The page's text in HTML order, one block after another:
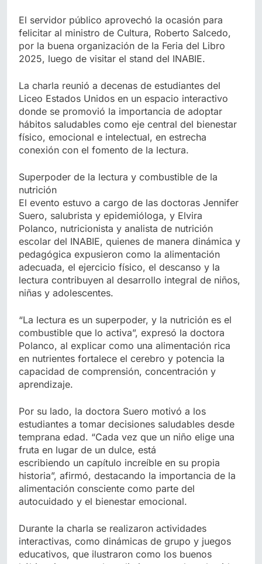
El servidor público aprovechó la ocasión para
felicitar al ministro de Cultura, Roberto Salcedo,
por la buena organización de la Feria del Libro
2025, luego de visitar el stand del INABIE.
La charla reunió a decenas de estudiantes del
Liceo Estados Unidos en un espacio interactivo
donde se promovió la importancia de adoptar
hábitos saludables como eje central del bienestar
físico, emocional e intelectual, en estrecha
conexión con el fomento de la lectura.
Superpoder de la lectura y combustible de la
nutrición
El evento estuvo a cargo de las doctoras Jennifer
Suero, salubrista y epidemióloga, y Elvira
Polanco, nutricionista y analista de nutrición
escolar del INABIE, quienes de manera dinámica y
pedagógica expusieron como la alimentación
adecuada, el ejercicio físico, el descanso y la
lectura contribuyen al desarrollo integral de niños,
niñas y adolescentes.
“La lectura es un superpoder, y la nutrición es el
combustible que lo activa”, expresó la doctora
Polanco, al explicar como una alimentación rica
en nutrientes fortalece el cerebro y potencia la
capacidad de comprensión, concentración y
aprendizaje.
Por su lado, la doctora Suero motivó a los
estudiantes a tomar decisiones saludables desde
temprana edad. “Cada vez que un niño elige una
fruta en lugar de un dulce, está
escribiendo un capítulo increíble en su propia
historia”, afirmó, destacando la importancia de la
alimentación consciente como parte del
autocuidado y el bienestar emocional.
Durante la charla se realizaron actividades
interactivas, como dinámicas de grupo y juegos
educativos, que ilustraron como los buenos